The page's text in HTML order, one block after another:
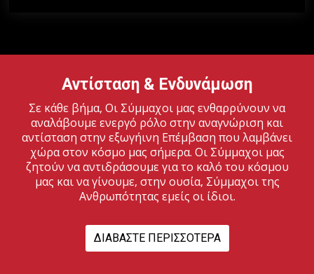
Αντίσταση & Ενδυνάμωση
Σε κάθε βήμα, Οι Σύμμαχοι μας ενθαρρύνουν να
αναλάβουμε ενεργό ρόλο στην αναγνώριση και
αντίσταση στην εξωγήινη Επέμβαση που λαμβάνει
χώρα στον κόσμο μας σήμερα. Οι Σύμμαχοι μας
ζητούν να αντιδράσουμε για το καλό του κόσμου
μας και να γίνουμε, στην ουσία, Σύμμαχοι της
Ανθρωπότητας εμείς οι ίδιοι.
ΔΙΑΒΆΣΤΕ ΠΕΡΙΣΣΌΤΕΡΑ